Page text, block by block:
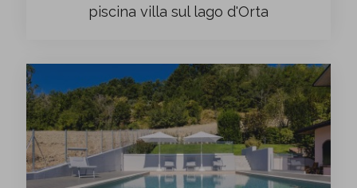
piscina villa sul lago d'Orta